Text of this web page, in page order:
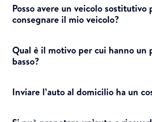
Posso avere un veicolo sostitutivo
consegnare il mio veicolo?
Qual è il motivo per cui hanno un
basso?
Inviare l’auto al domicilio ha un